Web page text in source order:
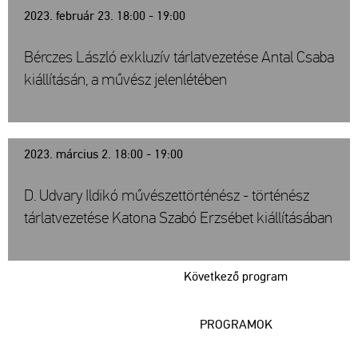
2023. február 23. 18:00 - 19:00
Bérczes László exkluzív tárlatvezetése Antal Csaba
kiállításán, a művész jelenlétében
2023. március 2. 18:00 - 19:00
Következő program
D. Udvary Ildikó művészettörténész - történész
tárlatvezetése Katona Szabó Erzsébet kiállításában
PROGRAMOK